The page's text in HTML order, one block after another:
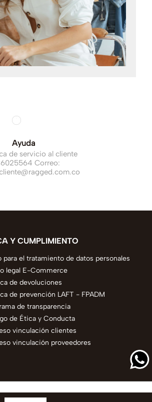
Ayuda
de servicio al cliente
Correo:
Y CUMPLIMIENTO
para el tratamiento de datos personales
legal E-Commerce
de devoluciones
de prevención LAFT - FPADM
de transparencia
de Ética y Conducta
vinculación clientes
vinculación proveedores